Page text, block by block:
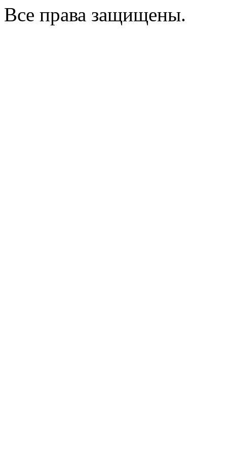
Все права защищены.